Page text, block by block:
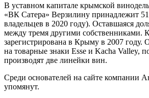
В уставном капитале крымской
«ВК Сатера» Верзилину принадлежит
владельцев в 2020 году). Оставшаяся
между тремя другими собственниками.
зарегистрирована в Крыму в 2007 году.
на товарные знаки Esse и Kacha Valley,
производят две линейки вин.
Среди основателей на сайте компании
упомянут.